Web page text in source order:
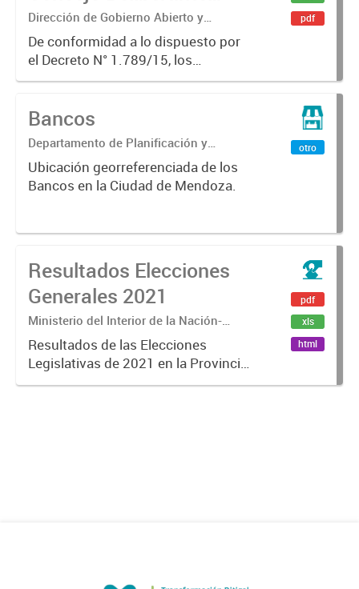
2019 - 2023
Dirección de Gobierno Abierto y
Participación Ciudadana
De conformidad a lo dispuesto por
el Decreto N° 1.789/15, los
funcionarios y empleados
13 de dicha norma, están obligados
a presentar la Declaración Jurada...
pdf
Bancos
Departamento de Planificación y
Gestión de Datos
Ubicación georreferenciada de los
Bancos en la Ciudad de Mendoza.
otro
Resultados Elecciones
Generales 2021
Ministerio del Interior de la Nación-
Dirección Nacional Electoral- Cámara
Nacional Electoral Junta Electoral de
Mendoza
Resultados de las Elecciones
Legislativas de 2021 en la Provincia
de Mendoza. A nivel nacional,
pdf
xls
html